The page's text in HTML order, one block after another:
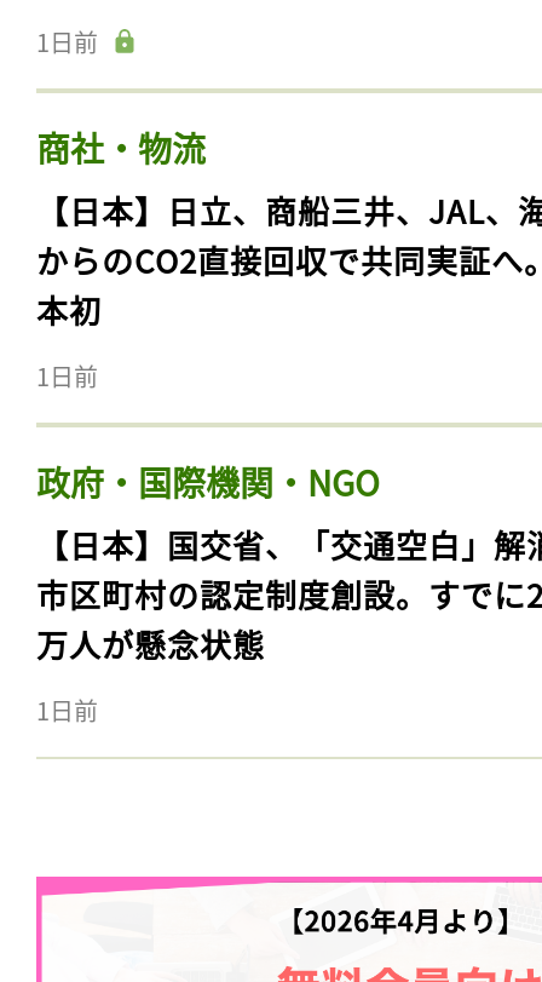
1日前
商社・物流
【日本】日立、商船三井、JAL、
からのCO2直接回収で共同実証へ
本初
1日前
政府・国際機関・NGO
【日本】国交省、「交通空白」解
市区町村の認定制度創設。すでに
万人が懸念状態
1日前